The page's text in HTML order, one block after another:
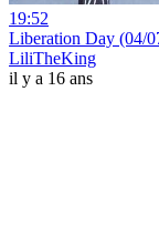
19:52
Liberation Day (04/
LiliTheKing
il y a 16 ans